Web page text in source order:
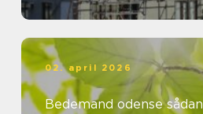
02. april 2026
Bedemand odense sådan får du tryg